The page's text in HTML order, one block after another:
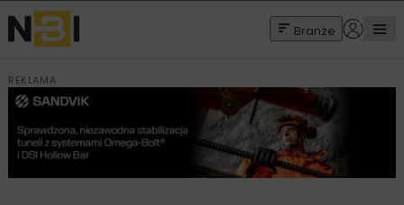
Branże
REKLAMA